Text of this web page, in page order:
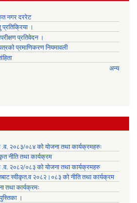
नगर दररेट
।
प्रतिवेदन ।
प्रमाणिकरण नियमावली
अन्य
.व. २०८३/०८४ को योजना तथा कार्यक्रमहरुः
नीति तथा कार्यक्रम
.व. २०८२/०८३ को योजना तथा कार्यक्रमहरु
स्वीकृत.व २०८२।०८३ को नीति तथा कार्यक्रम
तथा कार्यक्रमः
।